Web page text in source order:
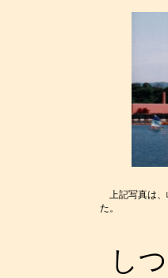
上記写真は、
た。
しつ